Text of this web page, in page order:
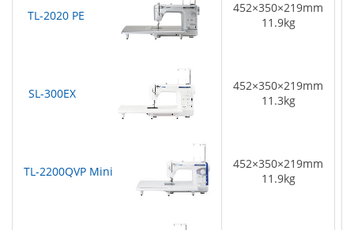
TL-2020 PE
452×350×219mm
11.9kg
SL-300EX
452×350×219mm
11.3kg
TL-2200QVP Mini
452×350×219mm
11.9kg